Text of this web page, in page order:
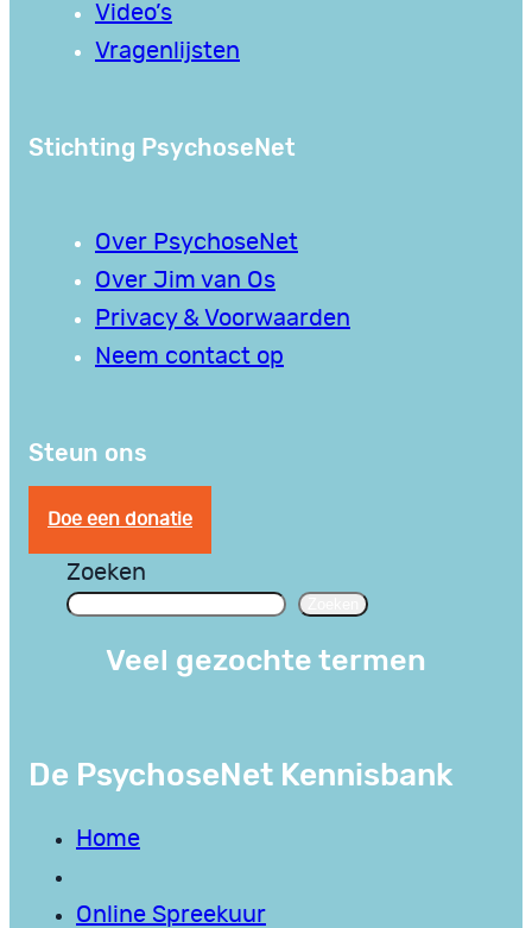
Video’s
Vragenlijsten
Stichting PsychoseNet
Over PsychoseNet
Over Jim van Os
Privacy & Voorwaarden
Neem contact op
Steun ons
Doe een donatie
Zoeken
Veel gezochte termen
De PsychoseNet Kennisbank
Home
Online Spreekuur